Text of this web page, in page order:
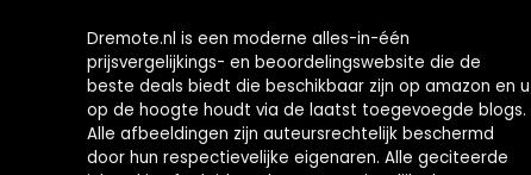
Dremote.nl is een moderne alles-in-één
prijsvergelijkings- en beoordelingswebsite die de
beste deals biedt die beschikbaar zijn op amazon en u
op de hoogte houdt via de laatst toegevoegde blogs.
Alle afbeeldingen zijn auteursrechtelijk beschermd
door hun respectievelijke eigenaren. Alle geciteerde